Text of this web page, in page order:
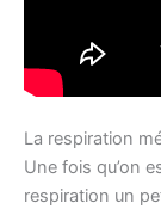
La respiration
Une fois qu’on
respiration un